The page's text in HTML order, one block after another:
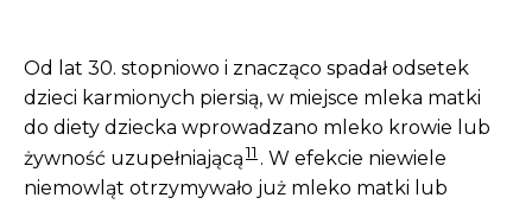
Od lat 30. stopniowo i znacząco spadał odsetek
dzieci karmionych piersią, w miejsce mleka matki
do diety dziecka wprowadzano mleko krowie lub
żywność uzupełniającą11 . W efekcie niewiele
niemowląt otrzymywało już mleko matki lub